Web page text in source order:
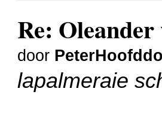
Re:
door
lapalmeraie